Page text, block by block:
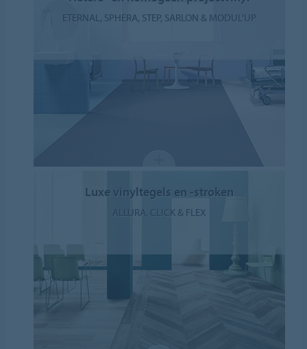
ETERNAL, SPHERA, STEP, SARLON & MODUL'UP
Luxe vinyltegels en -stroken
ALLURA, CLICK & FLEX